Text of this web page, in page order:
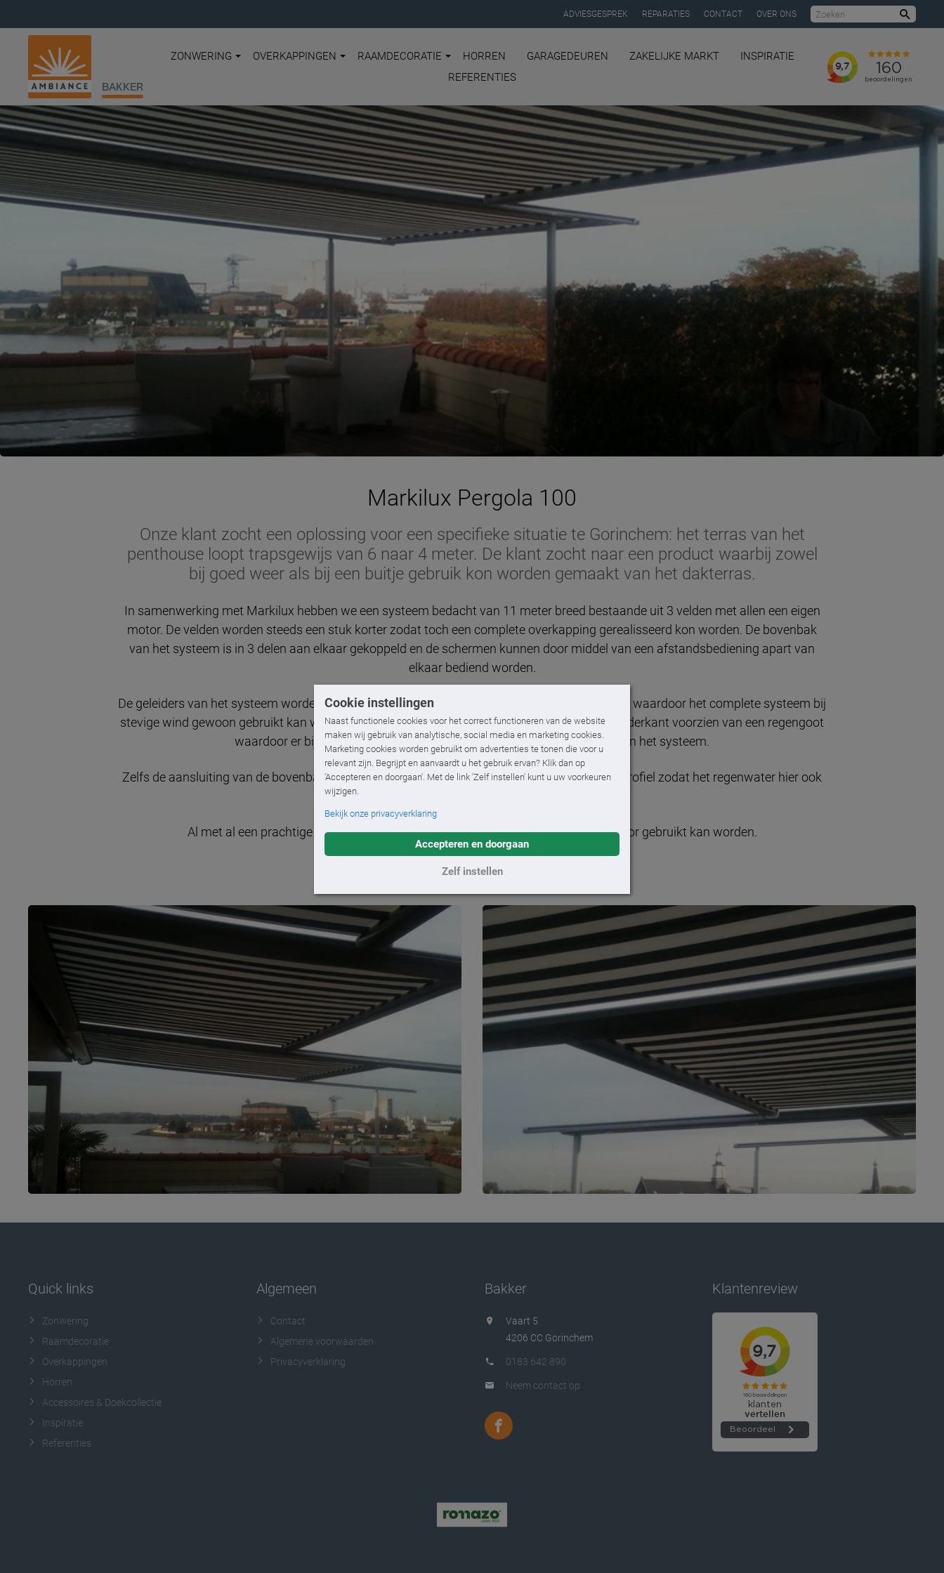
Cookie instellingen
Naast functionele cookies voor het correct functioneren van de website
maken wij gebruik van analytische, social media en marketing cookies.
Marketing cookies worden gebruikt om advertenties te tonen die voor u
relevant zijn. Begrijpt en aanvaardt u het gebruik ervan? Klik dan op
'Accepteren en doorgaan'. Met de link 'Zelf instellen' kunt u uw voorkeuren
wijzigen.
Bekijk onze privacyverklaring
Accepteren en doorgaan
Zelf instellen
ADVIESGESPREK REPARATIES CONTACT OVER ONS
BAKKER
ZONWERING OVERKAPPINGEN RAAMDECORATIE HORREN GARAGEDEUREN ZAKELIJKE MARKT
INSPIRATIE
REFERENTIES
Markilux Pergola 100
Onze klant zocht een oplossing voor een specifieke situatie te Gorinchem: het terras van het
penthouse loopt trapsgewijs van 6 naar 4 meter. De klant zocht naar een product waarbij zowel
bij goed weer als bij een buitje gebruik kon worden gemaakt van het dakterras.
In samenwerking met Markilux hebben we een systeem bedacht van 11 meter breed bestaande uit 3 velden met allen een eigen
motor. De velden worden steeds een stuk korter zodat toch een complete overkapping gerealisseerd kon worden. De bovenbak
van het systeem is in 3 delen aan elkaar gekoppeld en de schermen kunnen door middel van een afstandsbediening apart van
elkaar bediend worden.
De geleiders van het systeem worden aan het eind van het terras ondersteund door staanders waardoor het complete systeem bij
stevige wind gewoon gebruikt kan worden. De doekspleten tussen de velden in zijn aan de onderkant voorzien van een regengoot
waardoor er bij een regenbuitje gewoon gebruik gemaakt kan worden van het systeem.
Zelfs de aansluiting van de bovenbak en het boeibord is voorzien van een muuraansluitingsprofiel zodat het regenwater hier ook
Al met al een prachtige flexibele terrasoverkapping die in principe het hele jaar door gebruikt kan worden.
Quick links
Zonwering
Raamdecoratie
Overkappingen
Horren
Accessoires & Doekcollectie
Inspiratie
Referenties
Algemeen
Contact
Algemene voorwaarden
Privacyverklaring
Bakker
Vaart 5
4206 CC Gorinchem
0183 642 890
Neem contact op
Klantenreview